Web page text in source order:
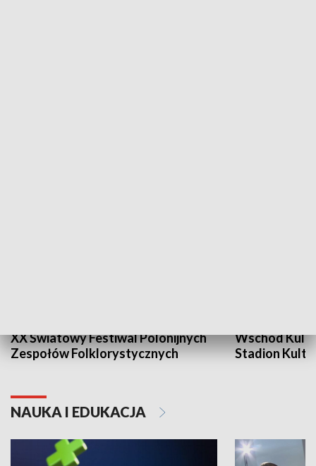
XX Światowy Festiwal Polonijnych
Zespołów Folklorystycznych
Wschód
Stadion
NAUKA I EDUKACJA